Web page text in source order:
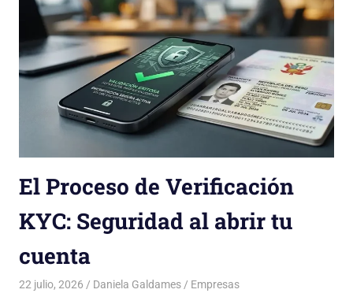
El Proceso de Verificación
KYC: Seguridad al abrir tu
cuenta
22 julio, 2026 Daniela Galdames Empresas